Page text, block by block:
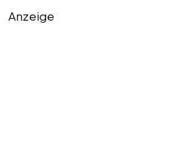
Anzeige